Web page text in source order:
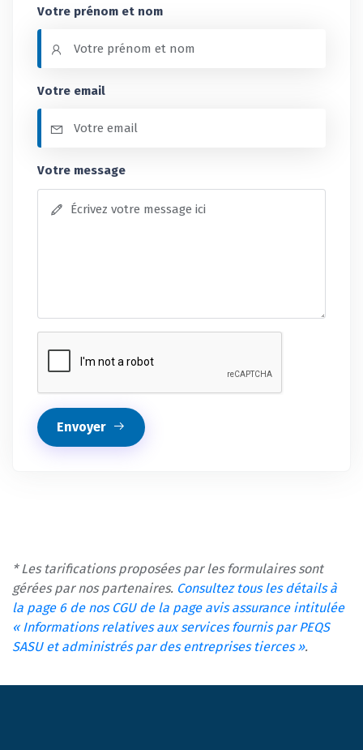
Votre prénom et nom
Votre email
Votre message
Envoyer
* Les tarifications proposées par les formulaires sont
gérées par nos partenaires. Consultez tous les détails à
la page 6 de nos CGU de la page avis assurance intitulée
« Informations relatives aux services fournis par PEQS
SASU et administrés par des entreprises tierces ».